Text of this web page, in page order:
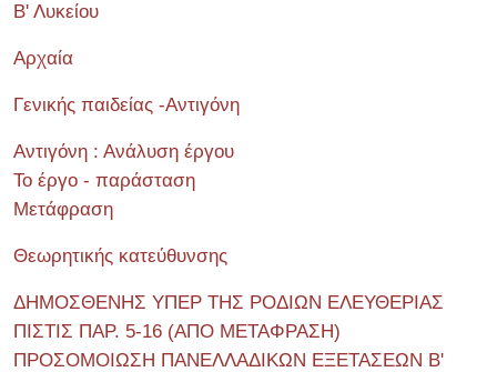
Β' Λυκείου
Αρχαία
Γενικής παιδείας -Αντιγόνη
Αντιγόνη : Ανάλυση έργου
Το έργο - παράσταση
Μετάφραση
Θεωρητικής κατεύθυνσης
ΔΗΜΟΣΘΕΝΗΣ ΥΠΕΡ ΤΗΣ ΡΟΔΙΩΝ ΕΛΕΥΘΕΡΙΑΣ
ΠΙΣΤΙΣ ΠΑΡ. 5-16 (ΑΠΟ ΜΕΤΑΦΡΑΣΗ)
ΠΡΟΣΟΜΟΙΩΣΗ ΠΑΝΕΛΛΑΔΙΚΩΝ ΕΞΕΤΑΣΕΩΝ Β'